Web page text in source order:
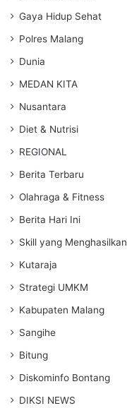
Gaya Hidup Sehat
Polres Malang
Dunia
MEDAN KITA
Nusantara
Diet & Nutrisi
REGIONAL
Berita Terbaru
Olahraga & Fitness
Berita Hari Ini
Skill yang Menghasilkan
Kutaraja
Strategi UMKM
Kabupaten Malang
Sangihe
Bitung
Diskominfo Bontang
DIKSI NEWS